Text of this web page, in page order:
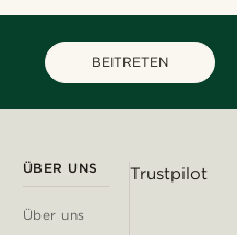
BEITRETEN
ÜBER UNS
Über uns
Trustpilot